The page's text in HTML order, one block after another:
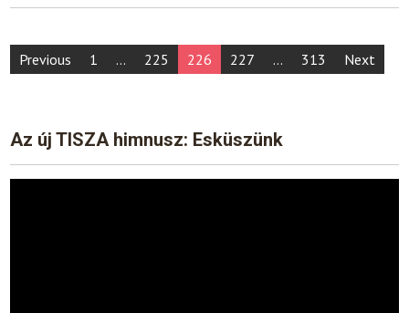
Posts
pagination
Previous 1 … 225 226 227 … 313 Next
Az új TISZA himnusz: Esküszünk